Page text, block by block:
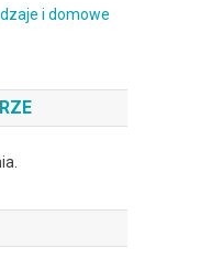
i domowe